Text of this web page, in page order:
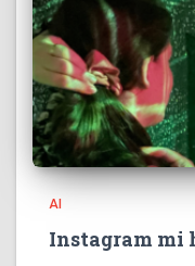
AI
Instagram mi